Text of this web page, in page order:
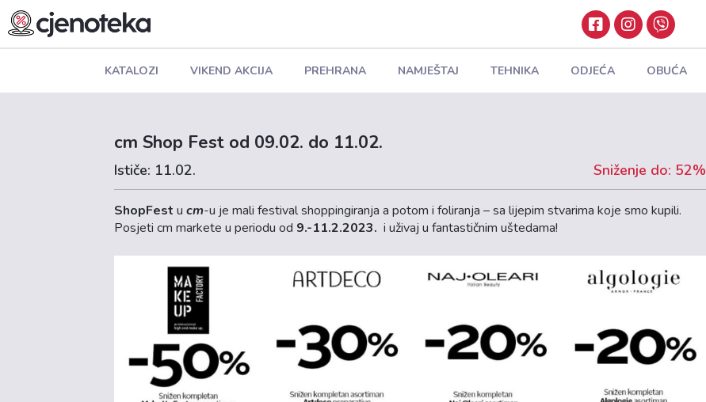
KATALOZI VIKEND AKCIJA PREHRANA NAMJEŠTAJ TEHNIKA ODJEĆA OBUĆA
cm Shop Fest od 09.02. do 11.02.
Ističe: 11.02. Sniženje do: 52%
ShopFest ucm-u je mali festival shoppingiranja a potom i foliranja – sa lijepim stvarima koje smo kupili.
Posjeti cm markete u periodu od 9.-11.2.2023. i uživaj u fantastičnim uštedama!